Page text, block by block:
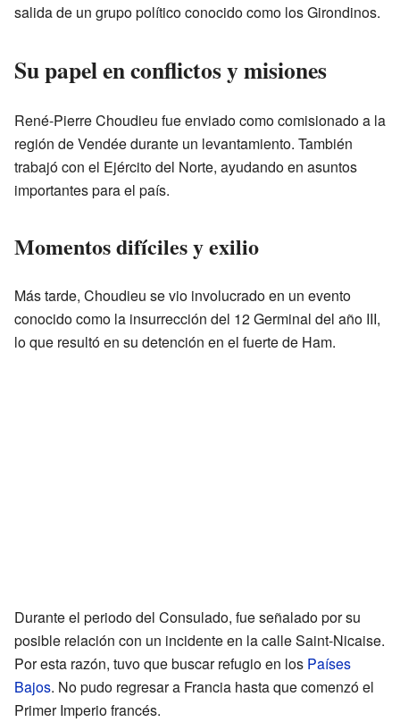
salida de un grupo político conocido como los Girondinos.
Su papel en conflictos y misiones
René-Pierre Choudieu fue enviado como comisionado a la
región de Vendée durante un levantamiento. También
trabajó con el Ejército del Norte, ayudando en asuntos
importantes para el país.
Momentos difíciles y exilio
Más tarde, Choudieu se vio involucrado en un evento
conocido como la insurrección del 12 Germinal del año III,
lo que resultó en su detención en el fuerte de Ham.
Durante el periodo del Consulado, fue señalado por su
posible relación con un incidente en la calle Saint-Nicaise.
Por esta razón, tuvo que buscar refugio en los Países
Bajos. No pudo regresar a Francia hasta que comenzó el
Primer Imperio francés.